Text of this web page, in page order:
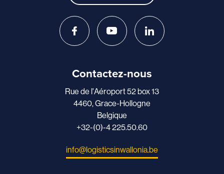
Contactez-nous
Rue de l'Aéroport 52 box 13
4460, Grace-Hollogne
Belgique
+32-(0)-4 225.50.60
info@logisticsinwallonia.be